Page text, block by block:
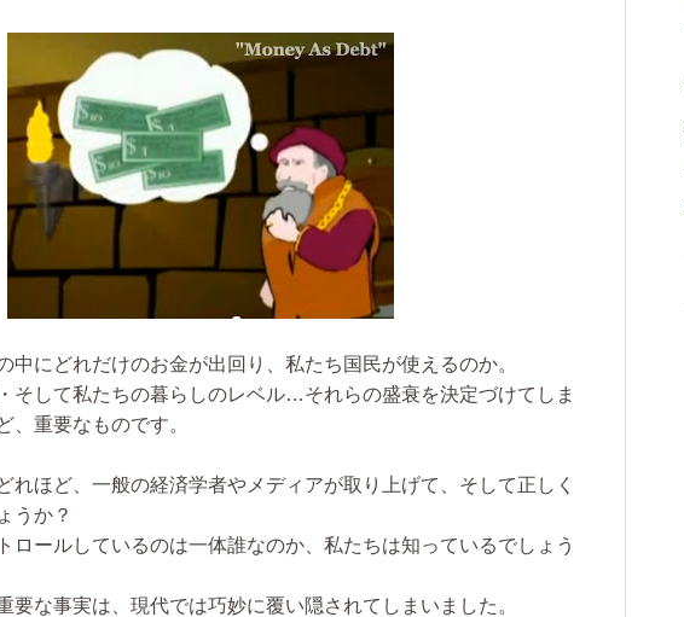
中にどれだけのお金が出回り、私たち国民が使えるのか。
そして私たちの暮らしのレベル…それらの盛衰を決定づけてしま
、重要なものです。
れほど、一般の経済学者やメディアが取り上げて、そして正しく
うか？
ロールしているのは一体誰なのか、私たちは知っているでしょう
要な事実は、現代では巧妙に覆い隠されてしまいました。